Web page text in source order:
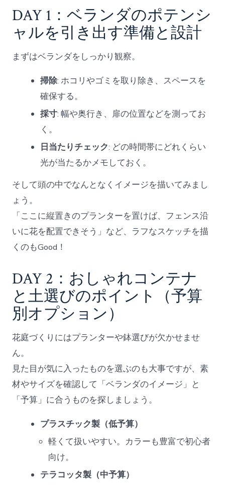
DAY 1：ベランダのポテンシ
ャルを引き出す準備と設計
まずはベランダをしっかり観察。
掃除: ホコリやゴミを取り除き、スペースを
確保する。
採寸: 幅や奥行き、扉の位置などを測ってお
く。
日当たりチェック: どの時間帯にどれくらい
光が当たるかメモしておく。
そして頭の中でなんとなくイメージを描いてみまし
ょう。
「ここに縦置きのプランターを置けば、フェンス沿
いに花を配置できそう」など、ラフなスケッチを描
くのもGood！
DAY 2：おしゃれコンテナ
と土選びのポイント（予算
別オプション）
花庭づくりにはプランターや鉢選びが欠かせませ
ん。
見た目が気に入ったものを選ぶのも大事ですが、素
材やサイズを確認して「ベランダのイメージ」と
「予算」に合うものを探しましょう。
プラスチック製（低予算）
軽くて扱いやすい。カラーも豊富で初心者
向け。
テラコッタ製（中予算）